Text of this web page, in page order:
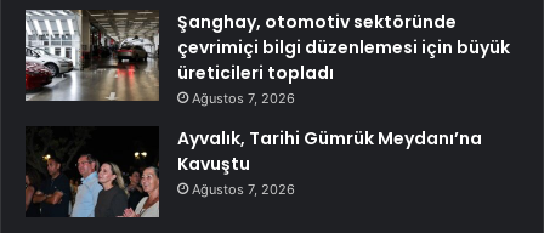
Şanghay, otomotiv sektöründe
çevrimiçi bilgi düzenlemesi için büyük
üreticileri topladı
Ağustos 7, 2026
Ayvalık, Tarihi Gümrük Meydanı’na
Kavuştu
Ağustos 7, 2026